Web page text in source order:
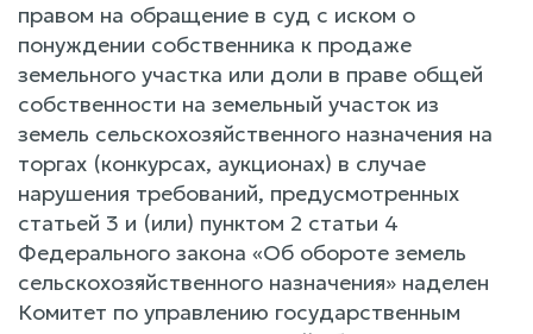
правом на обращение в суд с иском о
понуждении собственника к продаже
земельного участка или доли в праве общей
собственности на земельный участок из
земель сельскохозяйственного назначения на
торгах (конкурсах, аукционах) в случае
нарушения требований, предусмотренных
статьей 3 и (или) пунктом 2 статьи 4
Федерального закона «Об обороте земель
сельскохозяйственного назначения» наделен
Комитет по управлению государственным